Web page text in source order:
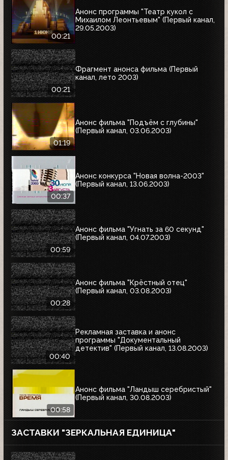
00:21
Анонс программы "Театр кукол с
Михаилом Леонтьевым" (Первый канал,
29.05.2003)
00:21
Фрагмент анонса фильма (Первый
канал, лето 2003)
01:19
Анонс фильма "Подъём с глубины"
(Первый канал, 03.06.2003)
00:37
Анонс конкурса "Новая волна-2003"
(Первый канал, 13.06.2003)
00:59
Анонс фильма "Угнать за 60 секунд"
(Первый канал, 04.07.2003)
00:28
Анонс фильма "Крёстный отец"
(Первый канал, 03.08.2003)
00:40
Рекламная заставка и анонс
программы "Документальный
детектив" (Первый канал, 13.08.2003)
00:58
Анонс фильма "Ландыш серебристый"
(Первый канал, 30.08.2003)
ЗАСТАВКИ "ЗЕРКАЛЬНАЯ ЕДИНИЦА"